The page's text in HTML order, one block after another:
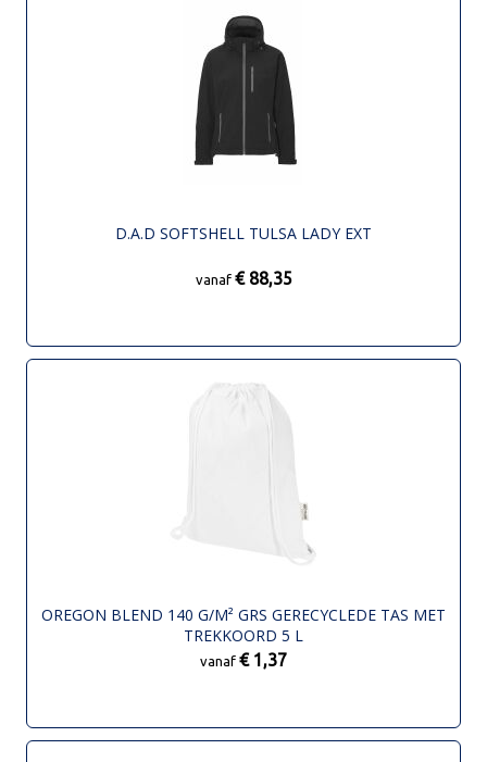
D.A.D SOFTSHELL TULSA LADY EXT
vanaf € 88,35
OREGON BLEND 140 G/M² GRS GERECYCLEDE TAS MET
TREKKOORD 5 L
vanaf € 1,37